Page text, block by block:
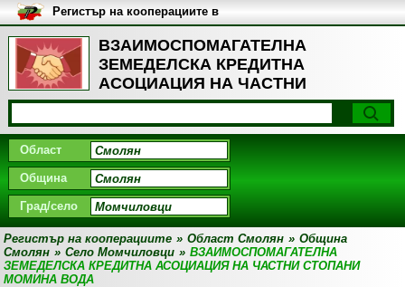
ВЗАИМОСПОМАГАТЕЛНА
ЗЕМЕДЕЛСКА КРЕДИТНА
АСОЦИАЦИЯ НА ЧАСТНИ
СТОПАНИ МОМИНА ВОДА, Село
Момчиловци
Регистър на кооперациите в
България
Област
Община
Град/село
Регистър на кооперациите » Област Смолян » Община
Смолян » Село Момчиловци » ВЗАИМОСПОМАГАТЕЛНА
ЗЕМЕДЕЛСКА КРЕДИТНА АСОЦИАЦИЯ НА ЧАСТНИ СТОПАНИ
МОМИНА ВОДА